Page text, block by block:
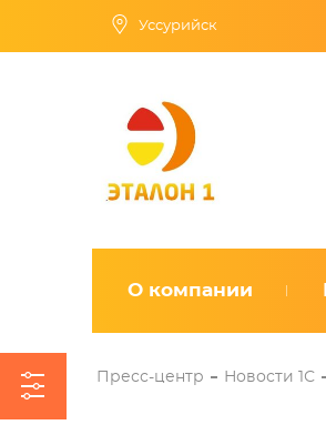
Уссурийск
О компании
Пресс-центр Новости 1С